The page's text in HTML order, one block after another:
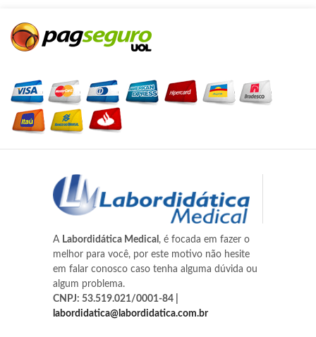
A Labordidática Medical , é focada em fazer o
melhor para você, por este motivo não hesite
em falar conosco caso tenha alguma dúvida ou
algum problema.
CNPJ: 53.519.021/0001-84 |
labordidatica@labordidatica.com.br